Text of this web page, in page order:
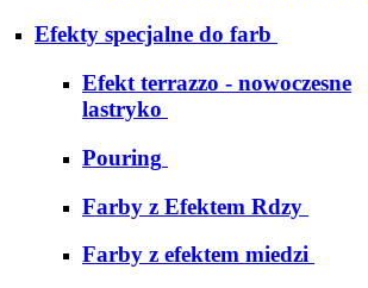
Efekty specjalne do farb
Efekt terrazzo - nowoczesne
lastryko
Pouring
Farby z Efektem Rdzy
Farby z efektem miedzi